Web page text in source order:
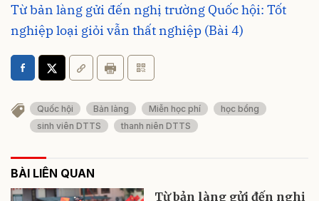
Từ bản làng gửi đến nghị trường Quốc hội: Tốt
nghiệp loại giỏi vẫn thất nghiệp (Bài 4)
Quốc hội Bản làng Miễn học phí
học bổng
sinh viên DTTS
thanh niên DTTS
BÀI LIÊN QUAN
Từ bản làng gửi đến nghị